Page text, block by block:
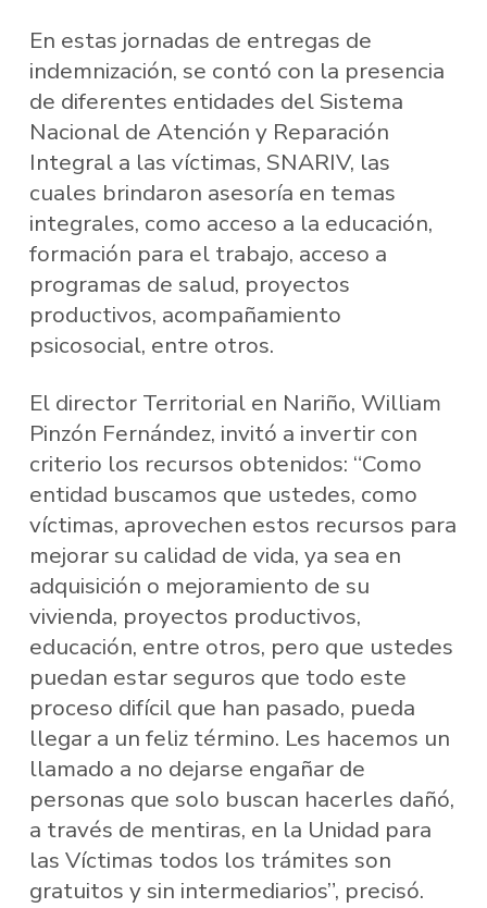
En estas jornadas de entregas de
indemnización, se contó con la presencia
de diferentes entidades del Sistema
Nacional de Atención y Reparación
Integral a las víctimas, SNARIV, las
cuales brindaron asesoría en temas
integrales, como acceso a la educación,
formación para el trabajo, acceso a
programas de salud, proyectos
productivos, acompañamiento
psicosocial, entre otros.
El director Territorial en Nariño, William
Pinzón Fernández, invitó a invertir con
criterio los recursos obtenidos: “Como
entidad buscamos que ustedes, como
víctimas, aprovechen estos recursos para
mejorar su calidad de vida, ya sea en
adquisición o mejoramiento de su
vivienda, proyectos productivos,
educación, entre otros, pero que ustedes
puedan estar seguros que todo este
proceso difícil que han pasado, pueda
llegar a un feliz término. Les hacemos un
llamado a no dejarse engañar de
personas que solo buscan hacerles dañó,
a través de mentiras, en la Unidad para
las Víctimas todos los trámites son
gratuitos y sin intermediarios”, precisó.